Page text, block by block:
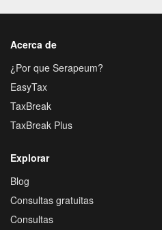
Acerca de
¿Por que Serapeum?
EasyTax
TaxBreak
TaxBreak Plus
Explorar
Blog
Consultas gratuitas
Consultas